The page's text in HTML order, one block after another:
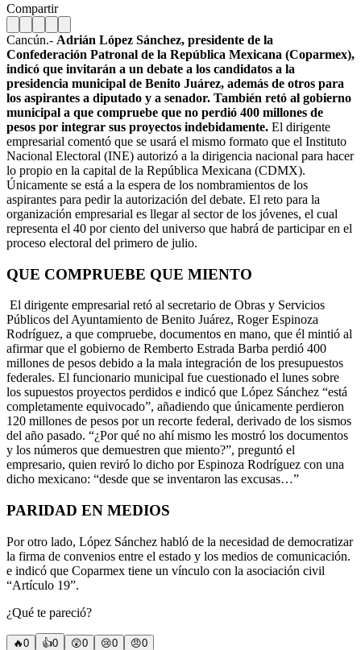
Compartir
Cancún.- Adrián López Sánchez, presidente de la
Confederación Patronal de la República Mexicana (Coparmex),
indicó que invitarán a un debate a los candidatos a la
presidencia municipal de Benito Juárez, además de otros para
los aspirantes a diputado y a senador. También retó al gobierno
municipal a que compruebe que no perdió 400 millones de
pesos por integrar sus proyectos indebidamente. El dirigente
empresarial comentó que se usará el mismo formato que el Instituto
Nacional Electoral (INE) autorizó a la dirigencia nacional para hacer
lo propio en la capital de la República Mexicana (CDMX).
Únicamente se está a la espera de los nombramientos de los
aspirantes para pedir la autorización del debate. El reto para la
organización empresarial es llegar al sector de los jóvenes, el cual
representa el 40 por ciento del universo que habrá de participar en el
proceso electoral del primero de julio.
QUE COMPRUEBE QUE MIENTO
El dirigente empresarial retó al secretario de Obras y Servicios
Públicos del Ayuntamiento de Benito Juárez, Roger Espinoza
Rodríguez, a que compruebe, documentos en mano, que él mintió al
afirmar que el gobierno de Remberto Estrada Barba perdió 400
millones de pesos debido a la mala integración de los presupuestos
federales. El funcionario municipal fue cuestionado el lunes sobre
los supuestos proyectos perdidos e indicó que López Sánchez “está
completamente equivocado”, añadiendo que únicamente perdieron
120 millones de pesos por un recorte federal, derivado de los sismos
del año pasado. “¿Por qué no ahí mismo les mostró los documentos
y los números que demuestren que miento?”, preguntó el
empresario, quien reviró lo dicho por Espinoza Rodríguez con una
dicho mexicano: “desde que se inventaron las excusas…”
PARIDAD EN MEDIOS
Por otro lado, López Sánchez habló de la necesidad de democratizar
la firma de convenios entre el estado y los medios de comunicación.
e indicó que Coparmex tiene un vínculo con la asociación civil
“Artículo 19”.
¿Qué te pareció?
🔥0 👍0 😲0 😢0 😠0